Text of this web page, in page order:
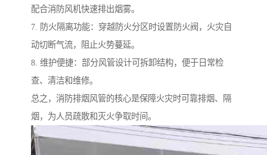
配合消防风机快速排出烟雾。
7. 防火隔离功能：穿越防火分区时设置防火阀，火灾自
动切断气流，阻止火势蔓延。
8. 维护便捷：部分风管设计可拆卸结构，便于日常检
查、清洁和维修。
总之，消防排烟风管的核心是保障火灾时可靠排烟、隔
烟，为人员疏散和灭火争取时间。